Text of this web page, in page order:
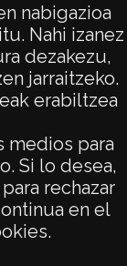
nabigazioa
Nahi izanez
dezakezu,
jarraitzeko.
erabiltzea
medios para
Si lo desea,
rechazar
en el
Espada